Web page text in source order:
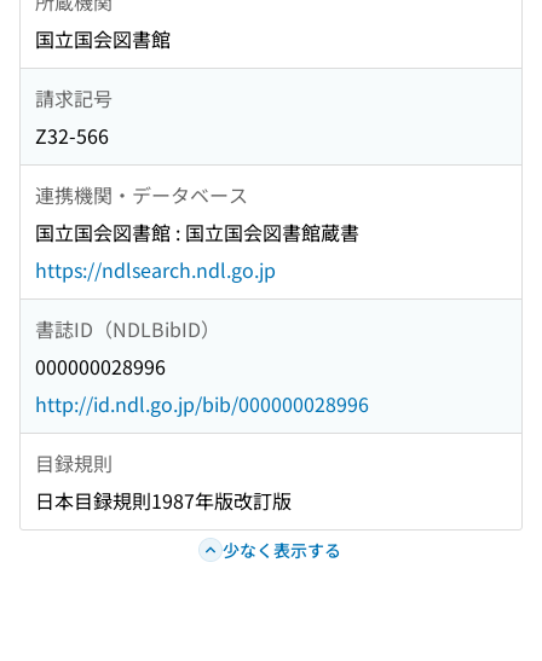
国立国会図書館
請求記号
Z32-566
連携機関・データベース
国立国会図書館 : 国立国会図書館蔵書
https://ndlsearch.ndl.go.jp
書誌ID（NDLBibID）
000000028996
http://id.ndl.go.jp/bib/000000028996
目録規則
日本目録規則1987年版改訂版
少なく表示する